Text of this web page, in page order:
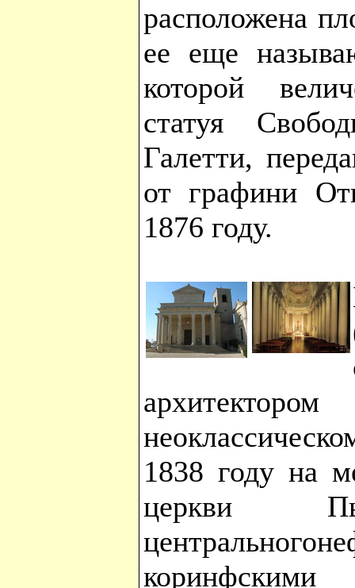
расположена
ее еще
которой
статуя
Галетти,
от графини
1876 году.
1838 году на
церкви